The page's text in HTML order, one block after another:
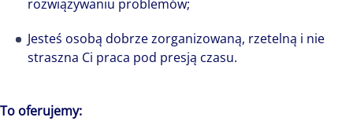
rozwiązywaniu problemów;
Jesteś osobą dobrze zorganizowaną, rzetelną i nie
straszna Ci praca pod presją czasu.
To oferujemy:
różnorodną, pełną potencjału całość i wspólnie
piszemy jej nowe rozdziały, kształtując naszą
wspólną przyszłość.